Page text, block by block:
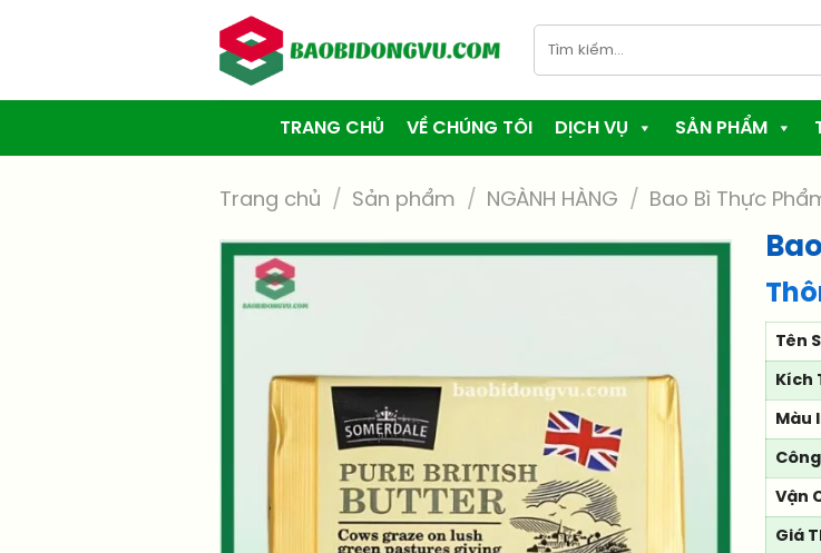
kiếm:
TRANG CHỦ VỀ CHÚNG TÔI DỊCH VỤ SẢN PHẨM
Trang chủ / Sản phẩm / NGÀNH HÀNG / Bao Bì Thực
Tên
Kích
Màu
Vận
Giá